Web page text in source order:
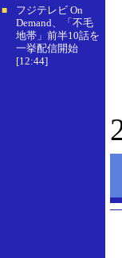
■
フジテレビ On
Demand、「不毛
地帯」前半10話を
一挙配信開始
[12:44]